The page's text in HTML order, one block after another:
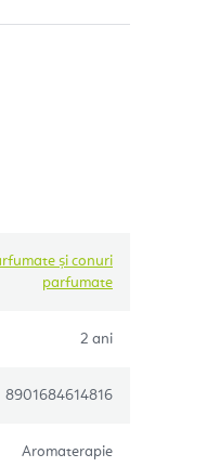
și conuri
parfumate
2 ani
8901684614816
Aromaterapie